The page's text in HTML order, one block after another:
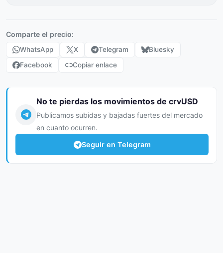
Comparte el precio:
WhatsApp X Telegram
Bluesky
Facebook
Copiar enlace
No te pierdas los movimientos de crvUSD
Publicamos subidas y bajadas fuertes del mercado
en cuanto ocurren.
Seguir en Telegram